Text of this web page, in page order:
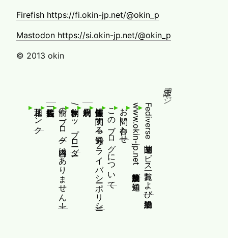
Firefish https://fi.okin-jp.net/@okin_p
Mastodon https://si.okin-jp.net/@okin_p
© 2013 okin
固定ページ
Fediverse関連サービス一覧および追加規約
www.okin-jp.net 追加規約及び通知
お問い合わせ
このブログについて
個人情報等に関する通知(プライバシーポリシー)
制作物/アップローダー
前のブログ(内容はありません！)
相互リンク